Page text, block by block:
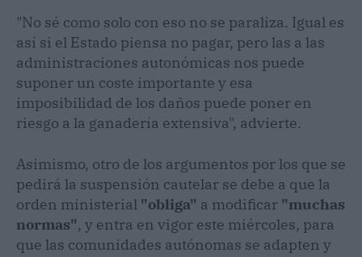
"No sé como solo con eso no se paraliza. Igual es
así si el Estado piensa no pagar, pero las a las
administraciones autonómicas nos puede
suponer un coste importante y esa
imposibilidad de los daños puede poner en
riesgo a la ganadería extensiva", advierte.
Asimismo, otro de los argumentos por los que se
pedirá la suspensión cautelar se debe a que la
orden ministerial "obliga" a modificar "muchas
normas", y entra en vigor este miércoles, para
que las comunidades autónomas se adapten y